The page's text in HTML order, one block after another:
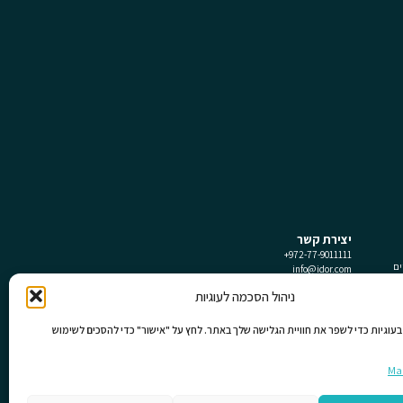
ניהול הסכמה לעוגיות
כדי לשפר את חוויית הגלישה שלך באתר. לחץ על "אישור" כדי להסכים לשימוש
יצירת קשר
972-77-9011111+
info@idor.com
Beser City, Tower C, 11th Floor
Petah Tikva